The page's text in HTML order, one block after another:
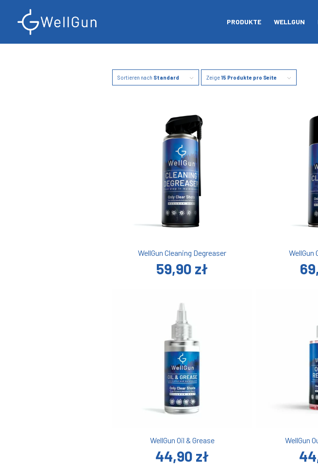
PRODUKTE WELLGUN
Sortieren nach Standard Zeige15 Produkte pro Seite
WellGun Cleaning Degreaser
59,90 zł
WellGun
WellGun Oil & Grease
44,90 zł
WellGun